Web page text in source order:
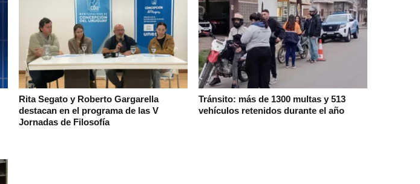
Rita Segato y Roberto Gargarella
destacan en el programa de las V
Jornadas de Filosofía
Tránsito: más de 1300 multas y 513
vehículos retenidos durante el año